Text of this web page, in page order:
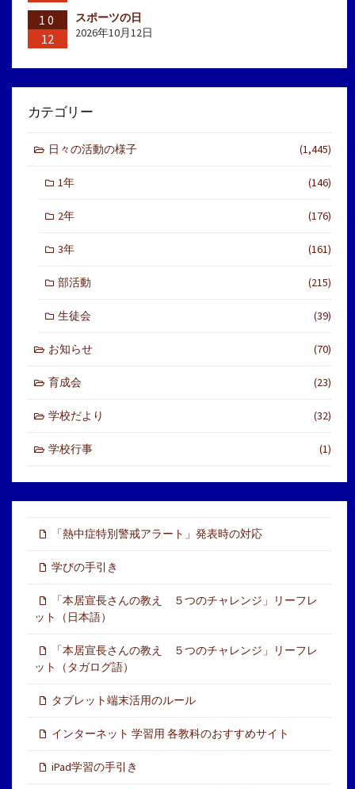
10
12
スポーツの日
2026年10月12日
カテゴリー
日々の活動の様子 (1,445)
1年 (146)
2年 (176)
3年 (161)
部活動 (215)
生徒会 (39)
お知らせ (70)
育成会 (23)
学校だより (32)
学校行事 (1)
「熱中症特別警戒アラート」発表時の対応
学びの手引き
「本居宣長さんの教え ５つのチャレンジ」リーフレ
ット（日本語）
「本居宣長さんの教え ５つのチャレンジ」リーフレ
ット（タガログ語）
タブレット端末活用のルール
インターネット 学習用 各教科のおすすめサイト
iPad学習の手引き